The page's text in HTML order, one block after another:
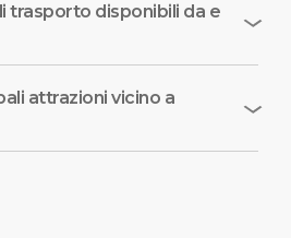
trasporto disponibili da e
attrazioni vicino a